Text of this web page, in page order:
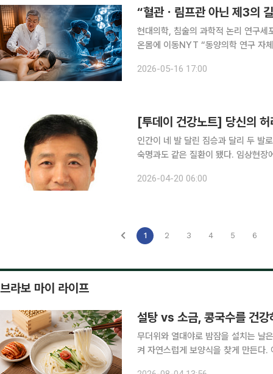
“혈관ㆍ림프관 아닌 제3의
현대의학, 침술의 과학적 논리 연구세
온몸에 이동NYT “동양의학 연구 자체가 진전” 미국 뉴욕타임스(NYT) 매거
2026-05-16 17:00
[투데이 건강노트] 당신의
인간이 네 발 달린 짐승과 달리 두 발
숙명과도 같은 질환이 됐다. 임상현장
복하는 일상 속 자세가 서서히 척추의
2026-04-20 06:00
1 2 3 4 5 6
브라보 마이 라이프
설탕 vs 소금, 콩국수를 건강
무더위와 열대야로 밤잠을 설치는 날
켜 자연스럽게 보양식을 찾게 만든다. 여름 보양식이라 하면 삼계탕이 가장 먼저 떠오르지만, 시원